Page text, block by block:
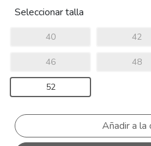
Seleccionar talla
40 42
46 48
52